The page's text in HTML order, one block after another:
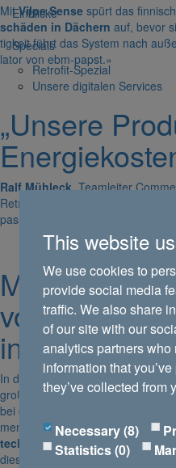
This website
We use cookies to
provide social media
traffic. We also share
of our site with our
analytics partners
information that
they’ve collected from
Necessary (8)
Statistics (0)
Einblicke
Specials
Retrofit-Spezial
Unsere digi­talen Services
MitVilpe Sense spürt das
schäden in Dächern auf, bevor
tig­keit führt das System nach
lator von ebm-papst.»
„Unsere
Ralf Mühleck, Team­leiter
Retrofit-Venti­la­toren bei ebm-
passende Produkt in petto.
Mit dem EC-
voraus:
intel­li­genter
In den vergan­genen 50 Jahren
großen Schritten
bei der Entwick­lung nicht das
men­hänge und damitdas
technik, Elek­tronik und
dieser Evolu­tion war das